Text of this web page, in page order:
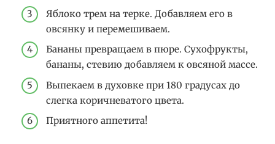
Яблоко трем на терке. Добавляем его в
овсянку и перемешиваем.
Бананы превращаем в пюре. Сухофрукты,
бананы, стевию добавляем к овсяной массе.
Выпекаем в духовке при 180 градусах до
слегка коричневатого цвета.
Приятного аппетита!